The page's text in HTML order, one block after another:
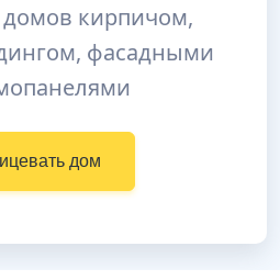
кирпичом,
фасадными
дом